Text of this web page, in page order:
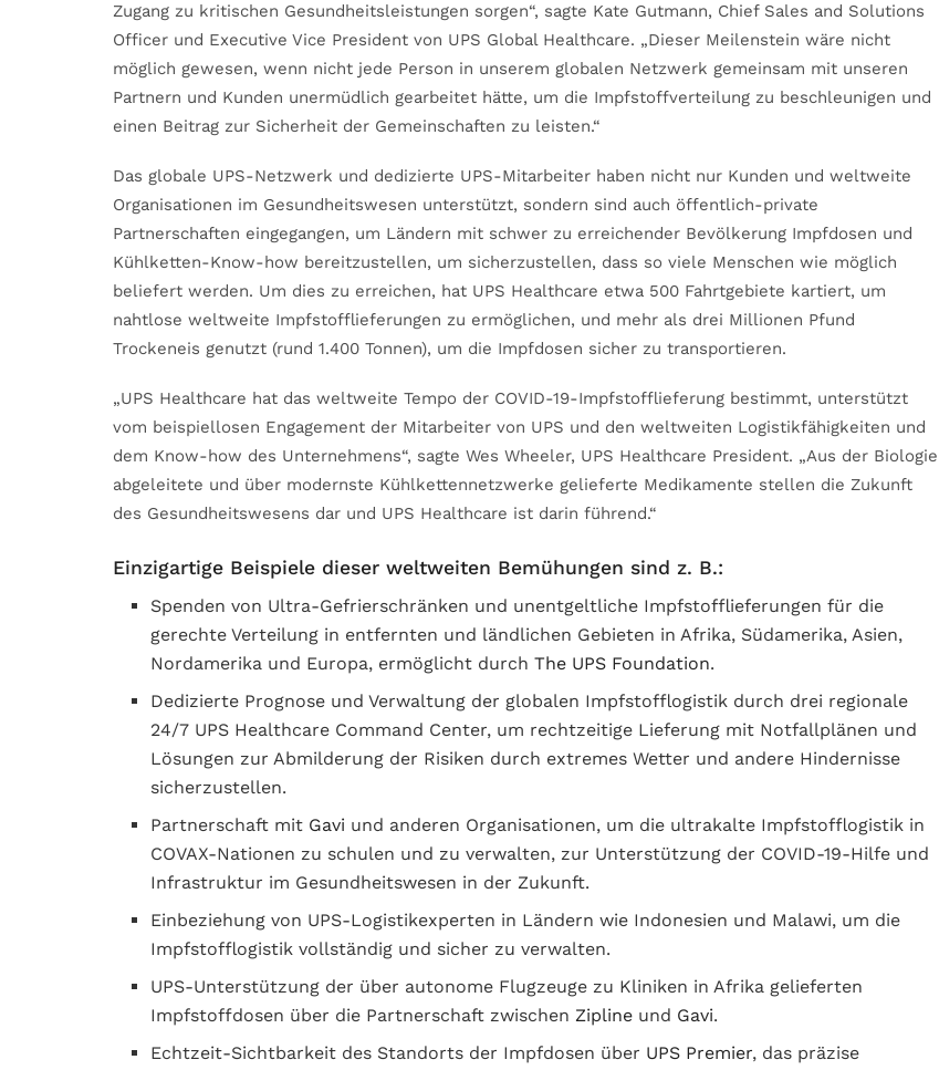
Zugang zu kritischen Gesundheitsleistungen sorgen“, sagte Kate Gutmann, Chief Sales and Solutions
Officer und Executive Vice President von UPS Global Healthcare. „Dieser Meilenstein wäre nicht
möglich gewesen, wenn nicht jede Person in unserem globalen Netzwerk gemeinsam mit unseren
Partnern und Kunden unermüdlich gearbeitet hätte, um die Impfstoffverteilung zu beschleunigen und
einen Beitrag zur Sicherheit der Gemeinschaften zu leisten.“
Das globale UPS-Netzwerk und dedizierte UPS-Mitarbeiter haben nicht nur Kunden und weltweite
Organisationen im Gesundheitswesen unterstützt, sondern sind auch öffentlich-private
Partnerschaften eingegangen, um Ländern mit schwer zu erreichender Bevölkerung Impfdosen und
Kühlketten-Know-how bereitzustellen, um sicherzustellen, dass so viele Menschen wie möglich
beliefert werden. Um dies zu erreichen, hat UPS Healthcare etwa 500 Fahrtgebiete kartiert, um
nahtlose weltweite Impfstofflieferungen zu ermöglichen, und mehr als drei Millionen Pfund
Trockeneis genutzt (rund 1.400 Tonnen), um die Impfdosen sicher zu transportieren.
„UPS Healthcare hat das weltweite Tempo der COVID-19-Impfstofflieferung bestimmt, unterstützt
vom beispiellosen Engagement der Mitarbeiter von UPS und den weltweiten Logistikfähigkeiten und
dem Know-how des Unternehmens“, sagte Wes Wheeler, UPS Healthcare President. „Aus der Biologie
abgeleitete und über modernste Kühlkettennetzwerke gelieferte Medikamente stellen die Zukunft
des Gesundheitswesens dar und UPS Healthcare ist darin führend.“
Einzigartige Beispiele dieser weltweiten Bemühungen sind z. B.:
Spenden von Ultra-Gefrierschränken und unentgeltliche Impfstofflieferungen für die
gerechte Verteilung in entfernten und ländlichen Gebieten in Afrika, Südamerika, Asien,
Nordamerika und Europa, ermöglicht durchThe UPS Foundation.
Dedizierte Prognose und Verwaltung der globalen Impfstofflogistik durch drei regionale
24/7 UPS Healthcare Command Center, um rechtzeitige Lieferung mit Notfallplänen und
Lösungen zur Abmilderung der Risiken durch extremes Wetter und andere Hindernisse
sicherzustellen.
Partnerschaft mit Gavi und anderen Organisationen, um die ultrakalte Impfstofflogistik in
COVAX-Nationen zu schulen und zu verwalten, zur Unterstützung der COVID-19-Hilfe und
Infrastruktur im Gesundheitswesen in der Zukunft.
Einbeziehung von UPS-Logistikexperten in Ländern wie Indonesien und Malawi, um die
Impfstofflogistik vollständig und sicher zu verwalten.
UPS-Unterstützung der über autonome Flugzeuge zu Kliniken in Afrika gelieferten
Impfstoffdosen über die Partnerschaft zwischenZipline und Gavi.
Echtzeit-Sichtbarkeit des Standorts der Impfdosen über UPS Premier, das präzise